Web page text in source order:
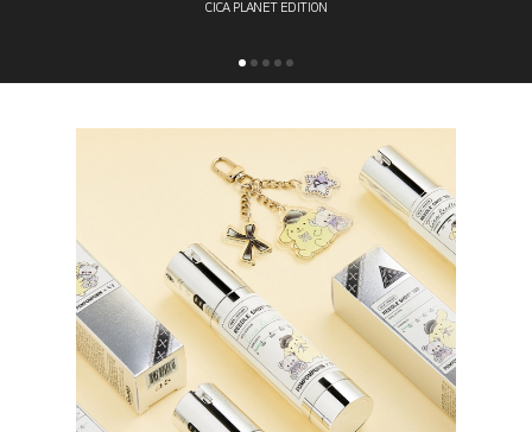
CICA PLANET EDITION